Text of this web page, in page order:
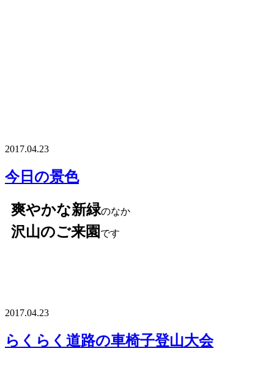
2017.04.23
今日の景色
爽やかな新緑のなか
沢山のご来園 です
2017.04.23
らくらく道路の車椅子登山大会